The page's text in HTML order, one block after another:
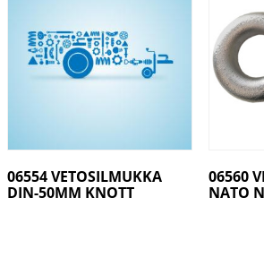
06554 VETOSILMUKKA
DIN-50MM KNOTT
06560
NATO